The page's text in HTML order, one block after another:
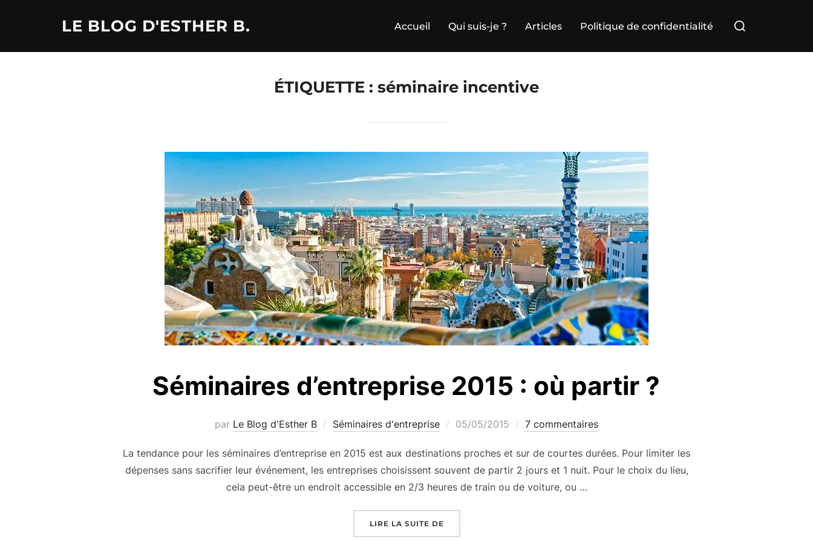
LE BLOG D'ESTHER B. Accueil Qui suis-je ? Articles Politique de confidentialité
Rechercher :
ÉTIQUETTE : séminaire incentive
Séminaires d’entreprise 2015 : où partir ?
par Le Blog d'Esther B Séminaires d'entreprise
Publié
05/05/2015 7 commentaires
La tendance pour les séminaires d’entreprise en 2015 est aux destinations proches et sur de courtes durées. Pour limiter les
dépenses sans sacrifier leur événement, les entreprises choisissent souvent de partir 2 jours et 1 nuit. Pour le choix du lieu,
cela peut-être un endroit accessible en 2/3 heures de train ou de voiture, ou …
LIRE LA SUITE DE« SÉMINAIRES D’ENTREPRISE 2015 : OÙ PARTIR ? »